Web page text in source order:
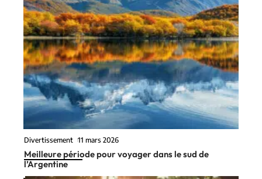
Divertissement 11 mars 2026
Meilleure période pour voyager dans le sud de
l’Argentine